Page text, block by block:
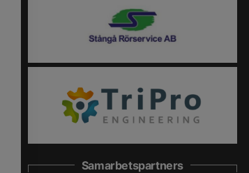
Samarbetspartners